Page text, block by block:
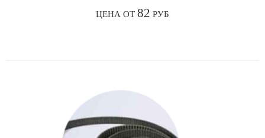
ЦЕНА ОТ 82 РУБ